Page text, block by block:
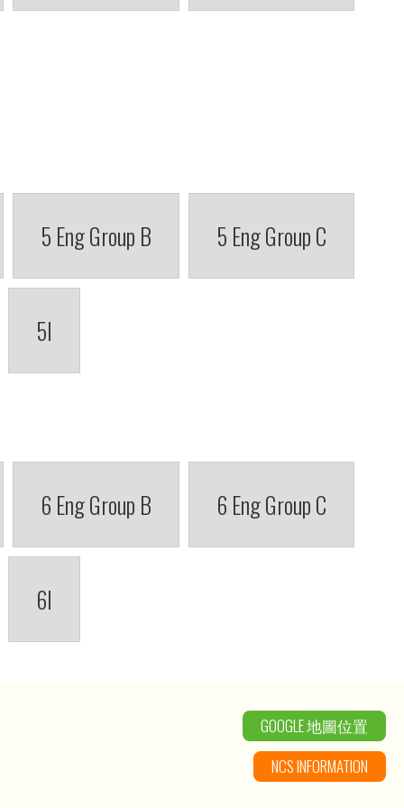
5 Eng Group B 5 Eng Group C
5I
6 Eng Group B 6 Eng Group C
6I
GOOGLE 地圖位置
NCS INFORMATION